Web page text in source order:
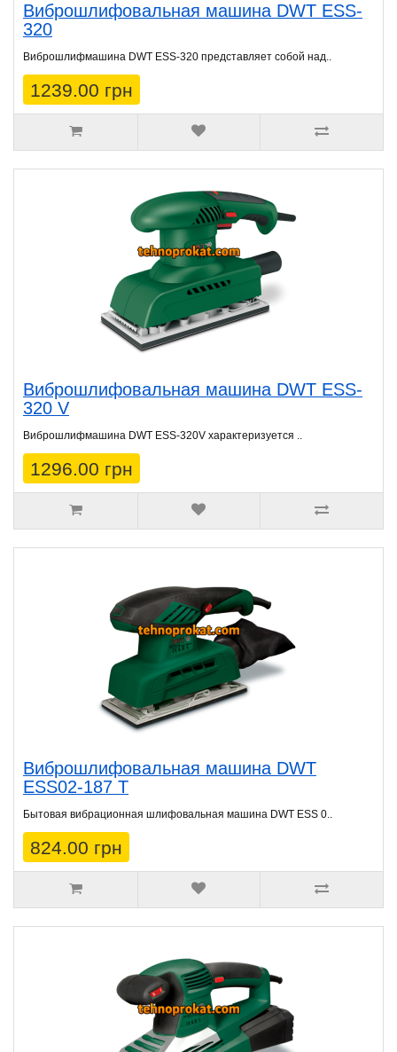
Виброшлифовальная машина DWT ESS-
320
Виброшлифмашина DWT ESS-320 представляет собой над..
1239.00 грн
Виброшлифовальная машина DWT ESS-
320 V
Виброшлифмашина DWT ESS-320V характеризуется ..
1296.00 грн
Виброшлифовальная машина DWT
ESS02-187 T
Бытовая вибрационная шлифовальная машина DWT ESS 0..
824.00 грн